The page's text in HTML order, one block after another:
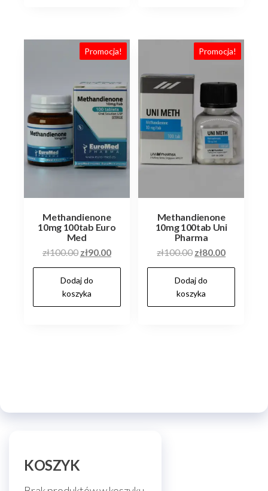
Promocja!
Methandienone
10mg 100tab Euro
Med
zł100.00 Pierwotna
cena
wynosiła:
zł100.00.
zł90.00Aktualna
cena
Dodaj do
koszyka
Promocja!
Methandienone
10mg 100tab Uni
Pharma
zł100.00 Pierwotna
cena
wynosiła:
zł100.00.
zł80.00Aktualna
cena
Dodaj do
koszyka
KOSZYK